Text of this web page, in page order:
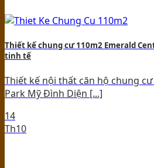
Thiết kế chung cư 110m2 Emerald
tinh tế
Thiết kế nội thất căn hộ chung
Park Mỹ Đình Diện [...]
14
Th10